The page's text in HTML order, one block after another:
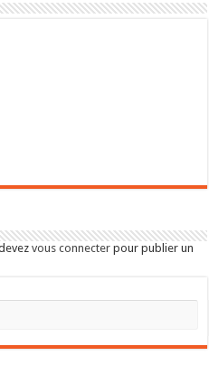
vous connecter pour publier un